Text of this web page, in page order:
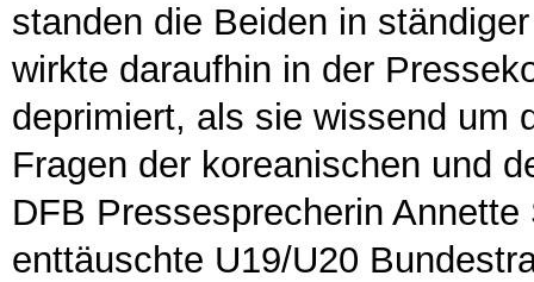
standen die Beiden in
wirkte daraufhin in der
deprimiert, als sie wissend um
Fragen der koreanischen und
DFB Pressesprecherin
enttäuschte U19/U20